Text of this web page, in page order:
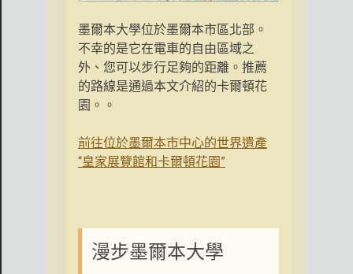
墨爾本大學位於墨爾本市區北部。
不幸的是它在電車的自由區域之
外、您可以步行足夠的距離。推薦
的路線是通過本文介紹的卡爾頓花
園。。
前往位於墨爾本市中心的世界遺產
“皇家展覽館和卡爾頓花園”
漫步墨爾本大學